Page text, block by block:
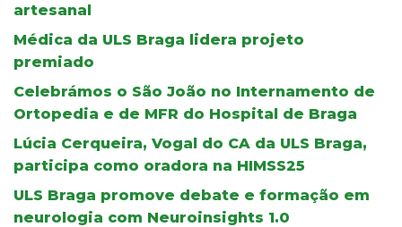
artesanal
Médica da ULS Braga lidera projeto
premiado
Celebrámos o São João no Internamento de
Ortopedia e de MFR do Hospital de Braga
Lúcia Cerqueira, Vogal do CA da ULS Braga,
participa como oradora na HIMSS25
ULS Braga promove debate e formação em
neurologia com Neuroinsights 1.0